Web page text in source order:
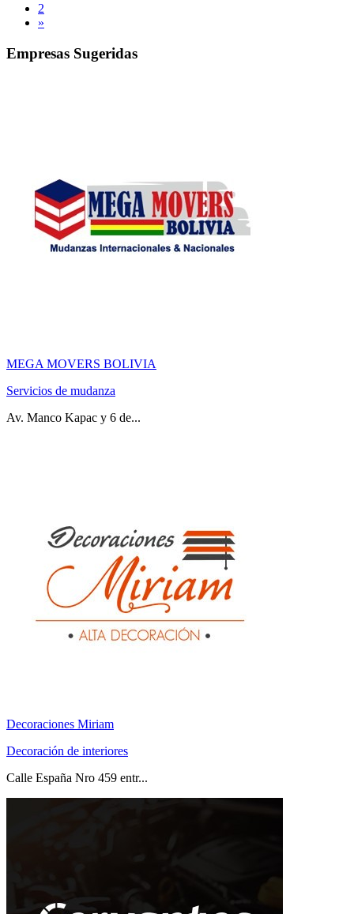
2
»
Empresas Sugeridas
MEGA MOVERS BOLIVIA
Servicios de mudanza
Av. Manco Kapac y 6 de...
Decoraciones Miriam
Decoración de interiores
Calle España Nro 459 entr...